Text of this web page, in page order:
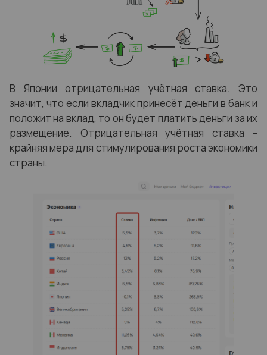
В Японии отрицательная учётная ставка. Это
значит, что если вкладчик принесёт деньги в банк и
положит на вклад, то он будет платить деньги за их
размещение. Отрицательная учётная ставка –
крайняя мера для стимулирования роста экономики
страны.